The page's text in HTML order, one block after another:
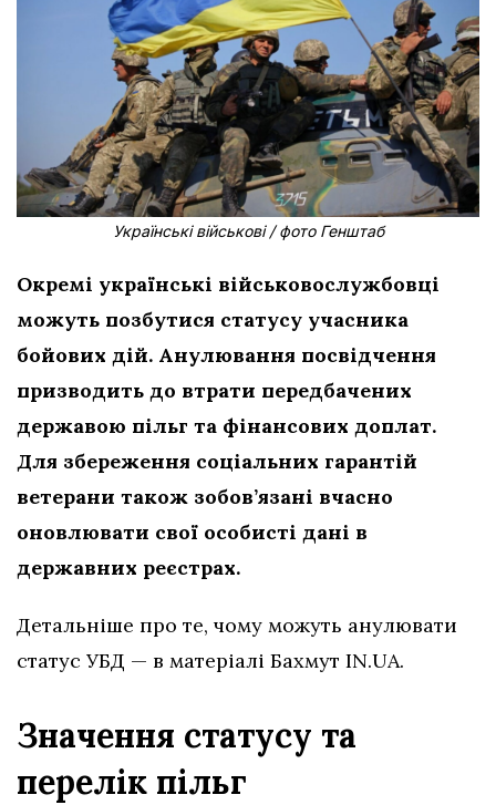
Українські військові / фото Генштаб
Окремі українські військовослужбовці
можуть позбутися статусу учасника
бойових дій. Анулювання посвідчення
призводить до втрати передбачених
державою пільг та фінансових доплат.
Для збереження соціальних гарантій
ветерани також зобов’язані вчасно
оновлювати свої особисті дані в
державних реєстрах.
Детальніше про те, чому можуть анулювати
статус УБД — в матеріалі Бахмут IN.UA.
Значення статусу та
перелік пільг